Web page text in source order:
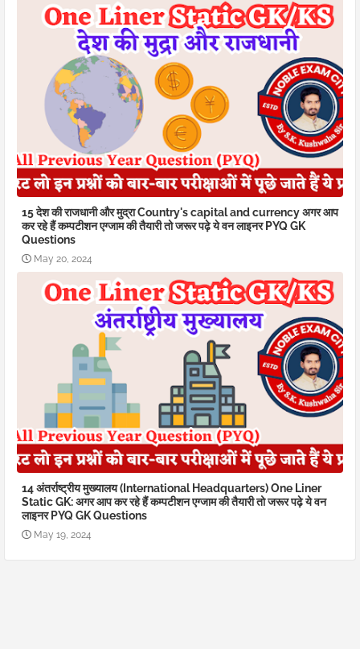
15 देश की राजधानी और मुद्रा Country's capital and currency अगर आप
कर रहे हैं कम्पटीशन एग्जाम की तैयारी तो जरूर पढ़े ये वन लाइनर PYQ GK
Questions
May 20, 2024
14 अंतर्राष्ट्रीय मुख्यालय (International Headquarters) One Liner
Static GK: अगर आप कर रहे हैं कम्पटीशन एग्जाम की तैयारी तो जरूर पढ़े ये वन
लाइनर PYQ GK Questions
May 19, 2024